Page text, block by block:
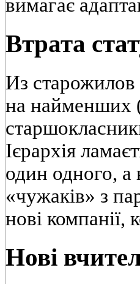
вимагає
Втрата
Из старожилов
на найменших
Ієрархія
один одного, а
«чужаків» з
нові компанії,
Нові